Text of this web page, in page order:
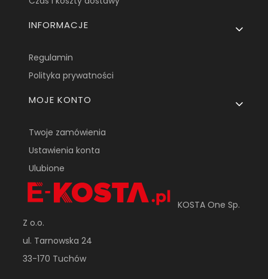
INFORMACJE
Regulamin
Polityka prywatności
MOJE KONTO
Twoje zamówienia
Ustawienia konta
Ulubione
KOSTA One Sp.
Z o.o.
ul. Tarnowska 24
33-170 Tuchów